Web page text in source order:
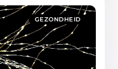
GEZONDHEID